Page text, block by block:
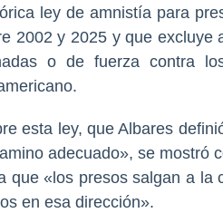
ley de amnistía para
2002 y 2025 y que excluye
o de fuerza contra
esta ley, que Albares
adecuado», se mostró
que «los presos salgan a la
en esa dirección».